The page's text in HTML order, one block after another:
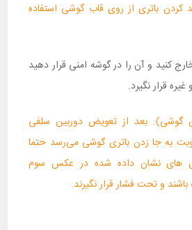
کردن باتری از روی قاب گوشی استفاده
کنید و آن را در گوشه امنی قرار دهید
قرار نگیرد.
بعد از تعویض دوربین سلفی
که نوبت به جا زدن باتری گوشی می‌رسد حتما
های نشان داده شده در عکس سوم
و تحت فشار قرار نگیرند.